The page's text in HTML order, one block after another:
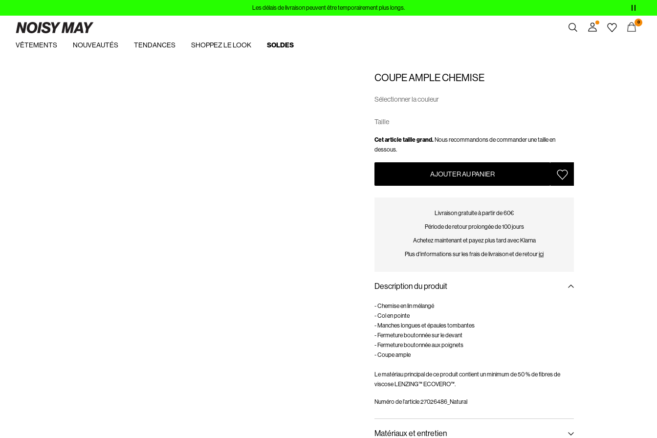
Les délais de livraison peuvent être temporairement plus longs.
0
VÊTEMENTS NOUVEAUTÉS TENDANCES SHOPPEZ LE LOOK SOLDES
COUPE AMPLE CHEMISE
Sélectionner la couleur
Taille
Cet article taille grand. Nous recommandons de commander une taille en
dessous.
AJOUTER AU PANIER
Livraison gratuite à partir de 60€
Période de retour prolongée de 100 jours
Achetez maintenant et payez plus tard avec Klarna
Plus d'informations sur les frais de livraison et de retourici
Description du produit
- Chemise en lin mélangé
- Col en pointe
- Manches longues et épaules tombantes
- Fermeture boutonnée sur le devant
- Fermeture boutonnée aux poignets
- Coupe ample
Le matériau principal de ce produit contient un minimum de 50 % de fibres de
viscose LENZING™ ECOVERO™.
Numéro de l'article27026486_Natural
Matériaux et entretien